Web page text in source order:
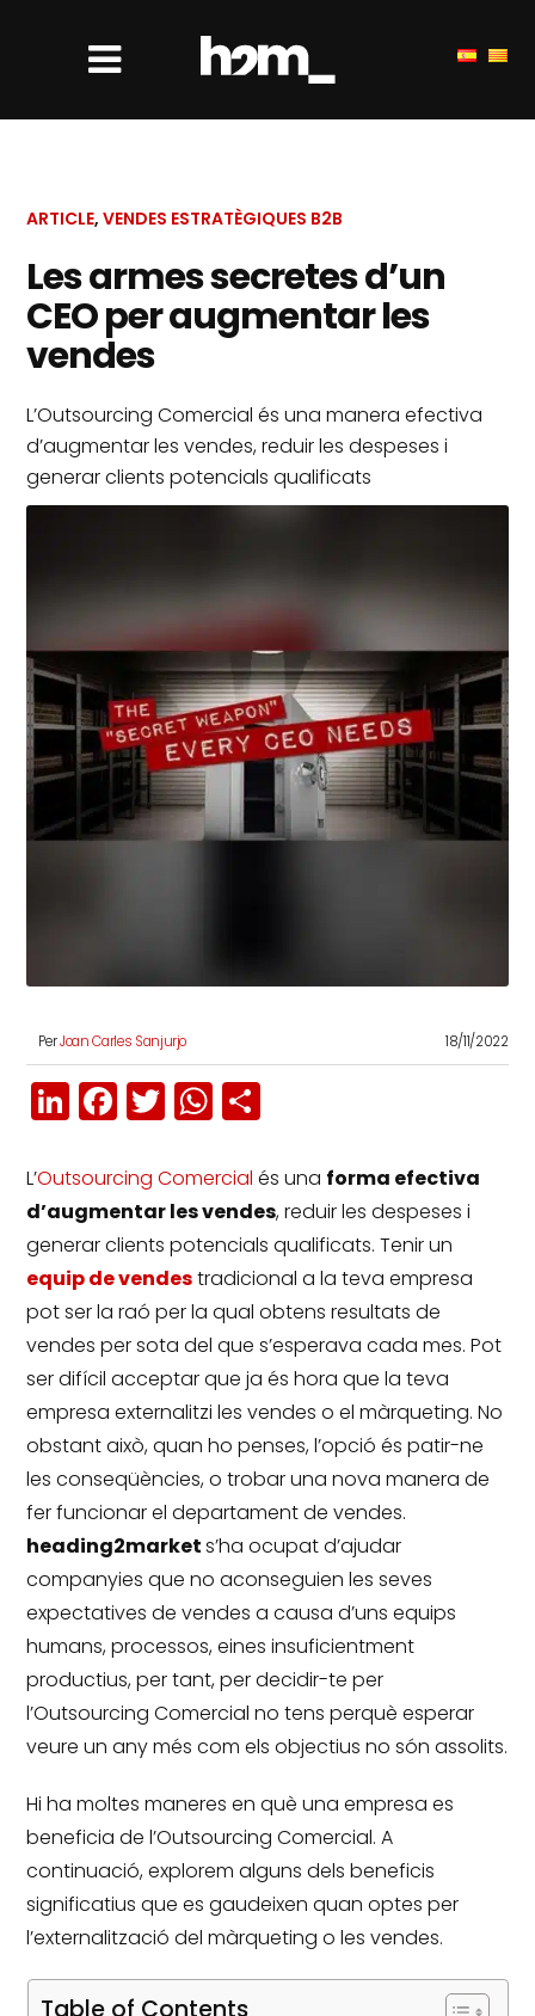
ARTICLE,VENDES ESTRATÈGIQUES B2B
Les armes secretes d’un
CEO per augmentar les
vendes
L’Outsourcing Comercial és una manera efectiva
d’augmentar les vendes, reduir les despeses i
generar clients potencials qualificats
PerJoan Carles Sanjurjo 18/11/2022
LinkedIn
Facebook
TwitterWhatsApp
L’Outsourcing Comercial és una forma efectiva
d’augmentar les vendes, reduir les despeses i
generar clients potencials qualificats.Tenir un
equip de vendestradicional a la teva empresa
pot ser la raó per la qual obtens resultats de
vendes per sota del que s’esperava cada mes.Pot
ser difícil acceptar que ja és hora que la teva
empresa externalitzi les vendes o el màrqueting.No
obstant això, quan ho penses, l’opció és patir-ne
les conseqüències, o trobar una nova manera de
fer funcionar el departament de vendes.
heading2markets’ha ocupat d’ajudar
companyies que no aconseguien les seves
expectatives de vendes a causa d’uns equips
humans, processos, eines insuficientment
productius, per tant, per decidir-te per
l’Outsourcing Comercial no tens perquè esperar
veure un any més com els objectius no són assolits.
Hi ha moltes maneres en què una empresa es
beneficia de l’Outsourcing Comercial.A
continuació, explorem alguns dels beneficis
significatius que es gaudeixen quan optes per
l’externalització del màrqueting o les vendes.